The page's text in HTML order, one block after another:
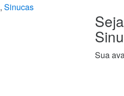
, Sinucas
Sua